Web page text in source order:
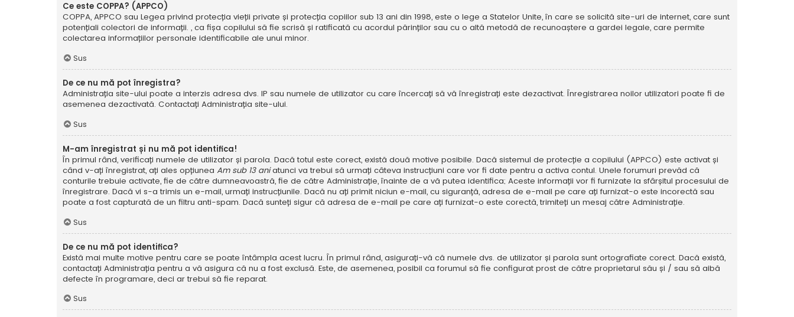
Ce este COPPA? (APPCO)
COPPA, APPCO sau Legea privind protecția vieții private și protecția copiilor sub 13 ani din 1998, este o lege a Statelor Unite, în care se solicită site-uri de internet, care sunt
potențiali colectori de informații. , ca fișa copilului să fie scrisă și ratificată cu acordul părinților sau cu o altă metodă de recunoaștere a gardei legale, care permite
colectarea informațiilor personale identificabile ale unui minor.
Sus
De ce nu mă pot înregistra?
Administrația site-ului poate a interzis adresa dvs. IP sau numele de utilizator cu care încercați să vă înregistrați este dezactivat. Înregistrarea noilor utilizatori poate fi de
asemenea dezactivată. Contactați Administrația site-ului.
Sus
M-am înregistrat și nu mă pot identifica!
În primul rând, verificați numele de utilizator și parola. Dacă totul este corect, există două motive posibile. Dacă sistemul de protecție a copilului (APPCO) este activat și
când v-ați înregistrat, ați ales opțiunea Am sub 13 aniatunci va trebui să urmați câteva instrucțiuni care vor fi date pentru a activa contul. Unele forumuri prevăd că
conturile trebuie activate, fie de către dumneavoastră, fie de către Administrație, înainte de a vă putea identifica; Aceste informații vor fi furnizate la sfârșitul procesului de
înregistrare. Dacă vi s-a trimis un e-mail, urmați instrucțiunile. Dacă nu ați primit niciun e-mail, cu siguranță, adresa de e-mail pe care ați furnizat-o este incorectă sau
poate a fost capturată de un filtru anti-spam. Dacă sunteți sigur că adresa de e-mail pe care ați furnizat-o este corectă, trimiteți un mesaj către Administrație.
Sus
De ce nu mă pot identifica?
Există mai multe motive pentru care se poate întâmpla acest lucru. În primul rând, asigurați-vă că numele dvs. de utilizator și parola sunt ortografiate corect. Dacă există,
contactați Administrația pentru a vă asigura că nu a fost exclusă. Este, de asemenea, posibil ca forumul să fie configurat prost de către proprietarul său și / sau să aibă
defecte în programare, deci ar trebui să fie reparat.
Sus